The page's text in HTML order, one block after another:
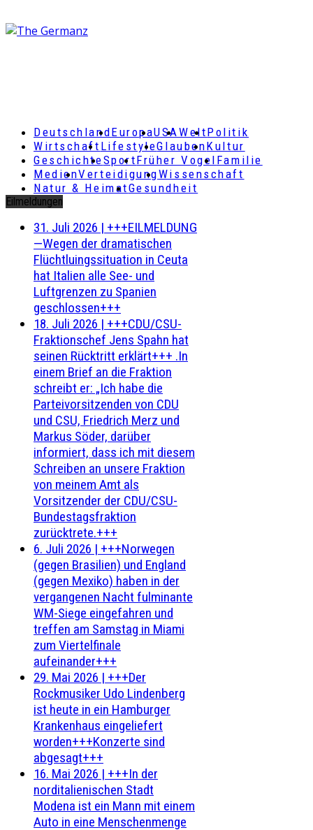
DeutschlandEuropaUSAWeltPolitik
Wirtschaft LifestyleGlaubenKultur
GeschichteSportFrüher Vogel Familie
MedienVerteidigungWissenschaft
Natur & HeimatGesundheit
Eilmeldungen
31. Juli 2026 | +++EILMELDUNG
—Wegen der dramatischen
Flüchtluingssituation in Ceuta
hat Italien alle See- und
Luftgrenzen zu Spanien
geschlossen+++
18. Juli 2026 | +++CDU/CSU-
Fraktionschef Jens Spahn hat
seinen Rücktritt erklärt+++ .In
einem Brief an die Fraktion
schreibt er: „Ich habe die
Parteivorsitzenden von CDU
und CSU, Friedrich Merz und
Markus Söder, darüber
informiert, dass ich mit diesem
Schreiben an unsere Fraktion
von meinem Amt als
Vorsitzender der CDU/CSU-
Bundestagsfraktion
zurücktrete.+++
6. Juli 2026 | +++Norwegen
(gegen Brasilien) und England
(gegen Mexiko) haben in der
vergangenen Nacht fulminante
WM-Siege eingefahren und
treffen am Samstag in Miami
zum Viertelfinale
aufeinander+++
29. Mai 2026 | +++Der
Rockmusiker Udo Lindenberg
ist heute in ein Hamburger
Krankenhaus eingeliefert
worden+++Konzerte sind
abgesagt+++
16. Mai 2026 | +++In der
norditalienischen Stadt
Modena ist ein Mann mit einem
Auto in eine Menschenmenge